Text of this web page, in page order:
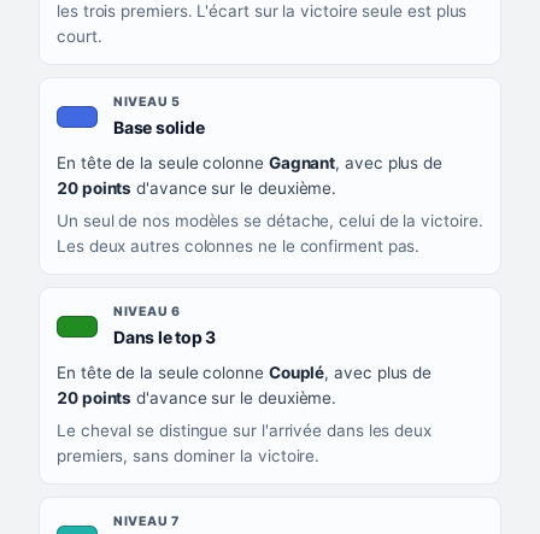
les trois premiers. L'écart sur la victoire seule est plus
court.
NIVEAU 5
Base solide, couleur bleu roi
En tête de la seule colonne Gagnant, avec plus de
20 points d'avance sur le deuxième.
Un seul de nos modèles se détache, celui de la victoire.
Les deux autres colonnes ne le confirment pas.
NIVEAU 6
Dans le top 3, couleur verte
En tête de la seule colonne Couplé, avec plus de
20 points d'avance sur le deuxième.
Le cheval se distingue sur l'arrivée dans les deux
premiers, sans dominer la victoire.
NIVEAU 7